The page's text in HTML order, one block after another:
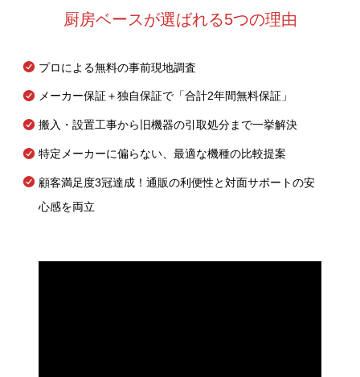
厨房ベースが選ばれる5つの理由
プロによる無料の事前現地調査
メーカー保証＋独自保証で「合計2年間無料保証」
搬入・設置工事から旧機器の引取処分まで一挙解決
特定メーカーに偏らない、最適な機種の比較提案
顧客満足度3冠達成！通販の利便性と対面サポートの安
心感を両立